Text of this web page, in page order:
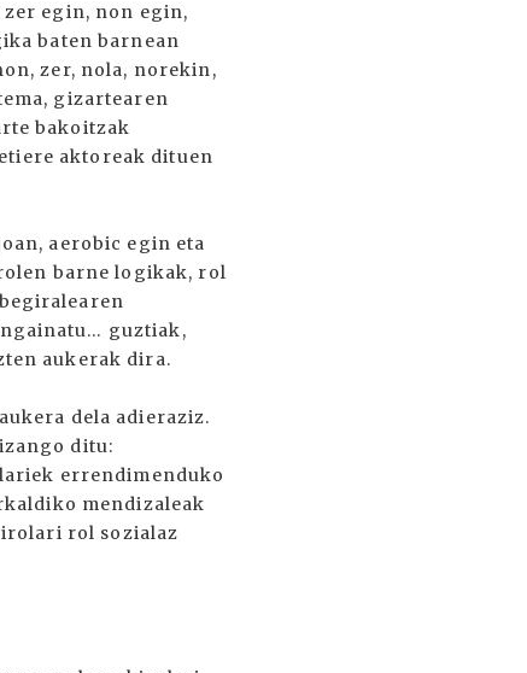
egin, non egin,
baten barnean
zer, nola, norekin,
gizartearen
bakoitzak
aktoreak dituen
aerobic egin eta
barne logikak, rol
guztiak,
aukerak dira.
dela adieraziz.
ditu:
errendimenduko
mendizaleak
rol sozialaz